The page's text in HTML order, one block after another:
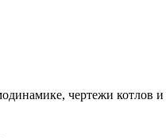
чертежи котлов